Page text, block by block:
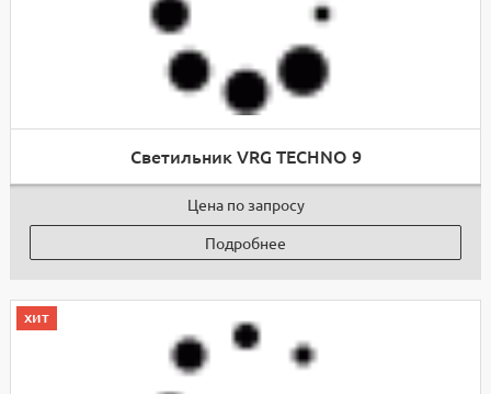
Светильник VRG TECHNO 9
Цена по запросу
Подробнее
хит